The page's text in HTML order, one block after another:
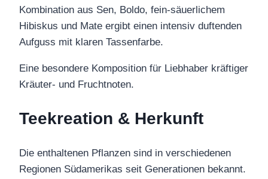
Kombination aus Sen, Boldo, fein-säuerlichem
Hibiskus und Mate ergibt einen intensiv duftenden
Aufguss mit klaren Tassenfarbe.
Eine besondere Komposition für Liebhaber kräftiger
Kräuter- und Fruchtnoten.
Teekreation & Herkunft
Die enthaltenen Pflanzen sind in verschiedenen
Regionen Südamerikas seit Generationen bekannt.